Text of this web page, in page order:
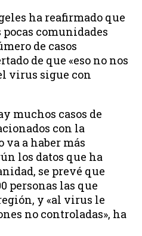
ha reafirmado que
comunidades
de casos
de que «eso no nos
virus sigue con
muchos casos de
con la
va a haber más
los datos que ha
se prevé que
personas las que
y «al virus le
no controladas», ha